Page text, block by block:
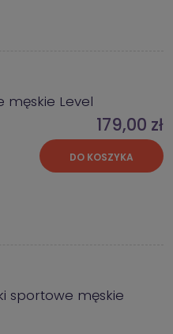
męskie Level
179,00 zł
DO KOSZYKA
sportowe męskie